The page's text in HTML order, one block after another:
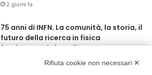
2 giorni fa
75 anni di INFN. La comunità, la storia, il
futuro della ricerca in fisica
fondamentale in Italia
Rifiuta cookie non necessari ✕